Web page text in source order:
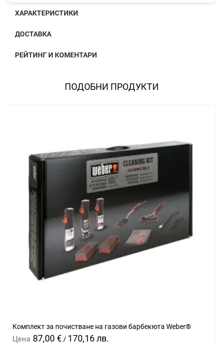
ХАРАКТЕРИСТИКИ
ДОСТАВКА
РЕЙТИНГ И КОМЕНТАРИ
ПОДОБНИ ПРОДУКТИ
Комплект за почистване на газови барбекюта Weber®
Цена 87,00 € / 170,16 лв.